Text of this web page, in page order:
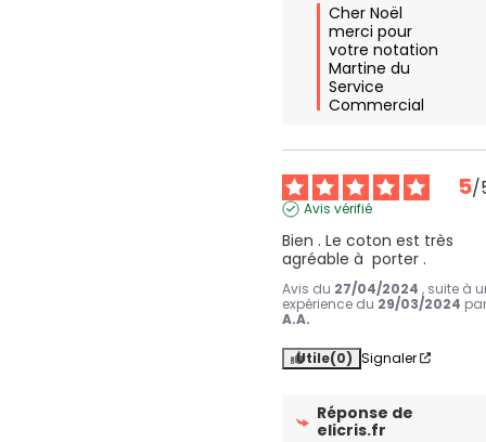
Cher Noël
merci pour
votre notation
Martine du
Service
Commercial
5/
Avis vérifié
Bien . Le coton est très
agréable à  porter .
Avis du 27/04/2024 , suite à
expérience du 29/03/2024 par
A.A.
Utile(0) Signaler
Réponse de
elicris.fr